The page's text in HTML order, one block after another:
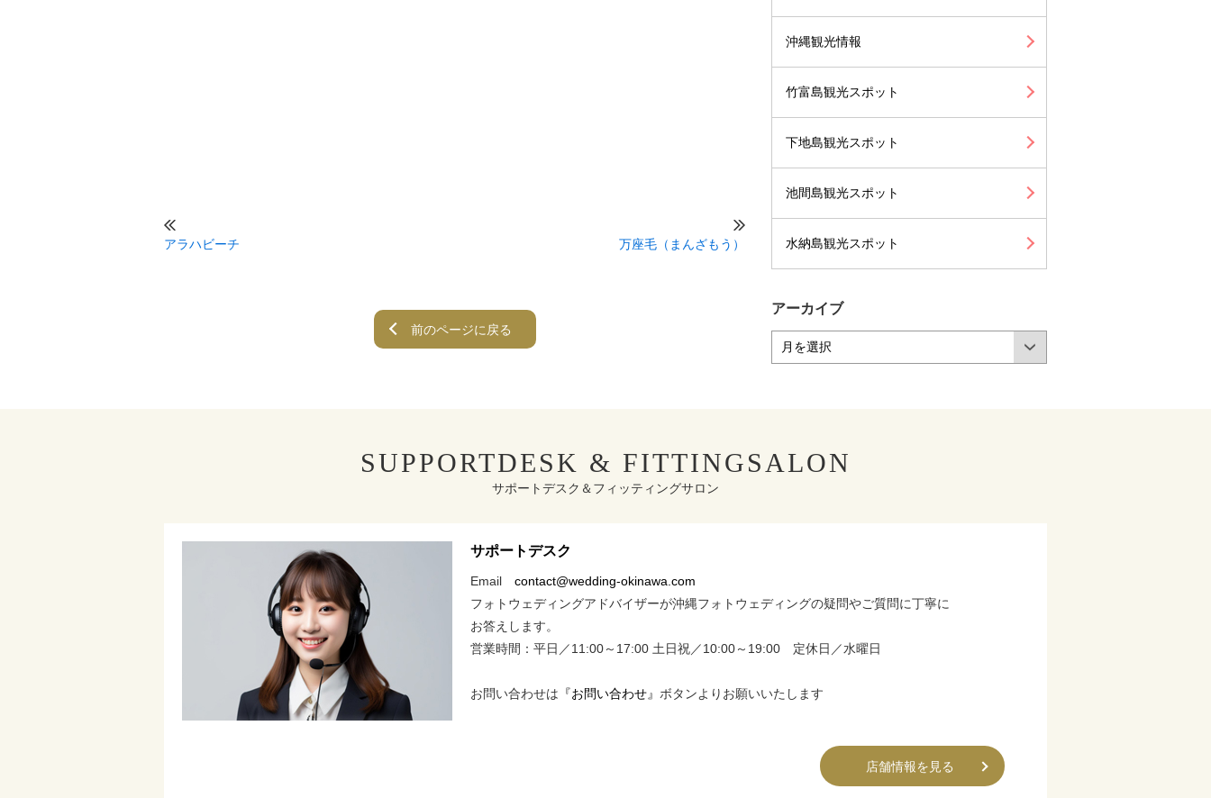
アラハビーチ 万座毛（まんざもう）
前のページに戻る
沖縄観光情報
竹富島観光スポット
下地島観光スポット
池間島観光スポット
水納島観光スポット
アーカイブ
SUPPORTDESK & FITTINGSALON
サポートデスク＆フィッティングサロン
サポートデスク
Email contact@wedding-okinawa.com
フォトウェディングアドバイザーが沖縄フォトウェディングの疑問やご質問に丁寧に
お答えします。
営業時間：平日／11:00～17:00 土日祝／10:00～19:00 定休日／水曜日
お問い合わせは 『お問い合わせ』 ボタンよりお願いいたします
店舗情報を見る